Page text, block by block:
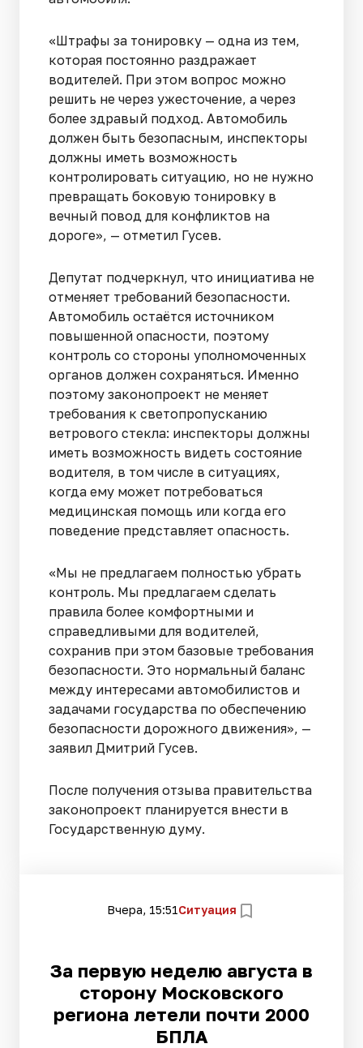
«Штрафы за тонировку — одна из тем,
которая постоянно раздражает
водителей. При этом вопрос можно
решить не через ужесточение, а через
более здравый подход. Автомобиль
должен быть безопасным, инспекторы
должны иметь возможность
контролировать ситуацию, но не нужно
превращать боковую тонировку в
вечный повод для конфликтов на
дороге», — отметил Гусев.
Депутат подчеркнул, что инициатива не
отменяет требований безопасности.
Автомобиль остаётся источником
повышенной опасности, поэтому
контроль со стороны уполномоченных
органов должен сохраняться. Именно
поэтому законопроект не меняет
требования к светопропусканию
ветрового стекла: инспекторы должны
иметь возможность видеть состояние
водителя, в том числе в ситуациях,
когда ему может потребоваться
медицинская помощь или когда его
поведение представляет опасность.
«Мы не предлагаем полностью убрать
контроль. Мы предлагаем сделать
правила более комфортными и
справедливыми для водителей,
сохранив при этом базовые требования
безопасности. Это нормальный баланс
между интересами автомобилистов и
задачами государства по обеспечению
безопасности дорожного движения», —
заявил Дмитрий Гусев.
После получения отзыва правительства
законопроект планируется внести в
Государственную думу.
Вчера, 15:51Ситуация
За первую неделю августа в
сторону Московского
региона летели почти 2000
БПЛА